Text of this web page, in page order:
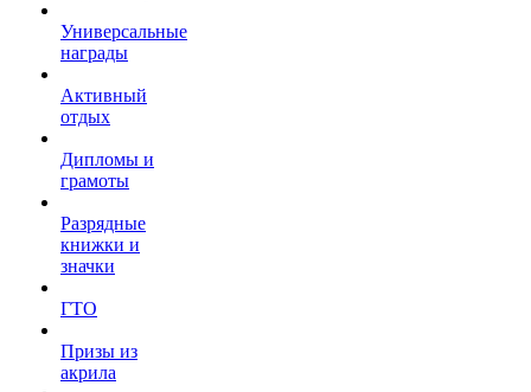
Универсальные
награды
Активный
отдых
Дипломы и
грамоты
Разрядные
книжки и
значки
ГТО
Призы из
акрила